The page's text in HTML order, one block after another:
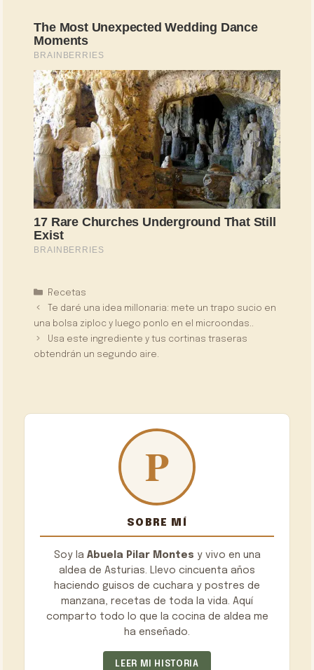
Categorías
Recetas
Te daré una idea millonaria: mete un trapo sucio en
una bolsa ziploc y luego ponlo en el microondas..
Usa este ingrediente y tus cortinas traseras
obtendrán un segundo aire.
SOBRE MÍ
Soy la Abuela Pilar Montes y vivo en una
aldea de Asturias. Llevo cincuenta años
haciendo guisos de cuchara y postres de
manzana, recetas de toda la vida. Aquí
comparto todo lo que la cocina de aldea me
ha enseñado.
LEER MI HISTORIA